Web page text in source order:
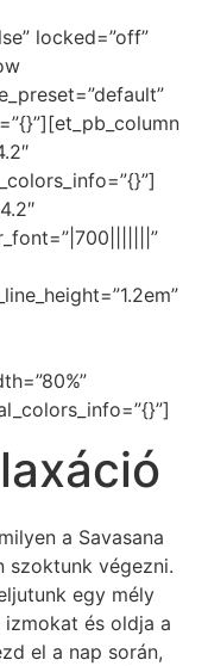
locked=”off”
a Savasana
szoktunk végezni.
egy mély
és oldja a
el a nap során,